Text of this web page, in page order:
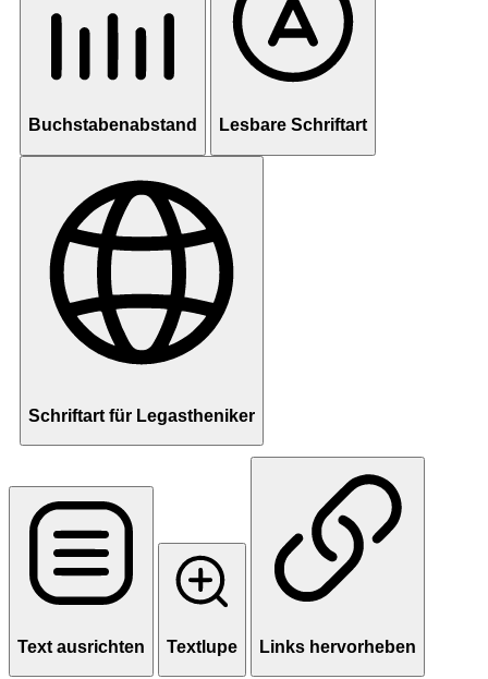
Buchstabenabstand Lesbare Schriftart
Schriftart für Legastheniker
Text ausrichten Textlupe Links hervorheben